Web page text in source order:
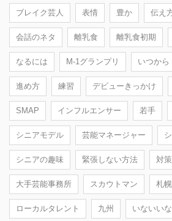
ブレイク芸人 表情 豊か 伝え
会話のネタ 離乳食 離乳食初期
なるには M-1グランプリ いつから
進め方 練習 デビューきっかけ
SMAP インフルエンサー 若手
シニアモデル 芸能マネージャー
シニアの趣味 緊張しない方法 対策
大手芸能事務所 スカウトマン 札幌
ローカルタレント 九州 いないい